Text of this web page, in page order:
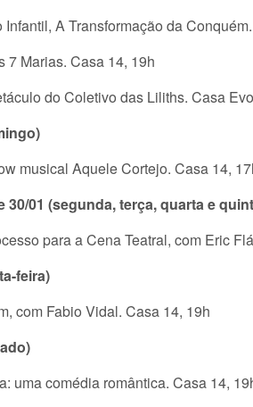
Infantil, A Transformação da
7 Marias. Casa 14, 19h
do Coletivo das Liliths. Casa
musical Aquele Cortejo. Casa 14,
30/01 (segunda, terça, quarta e
para a Cena Teatral, com Eric
feira)
com Fabio Vidal. Casa 14, 19h
uma comédia romântica. Casa 14,